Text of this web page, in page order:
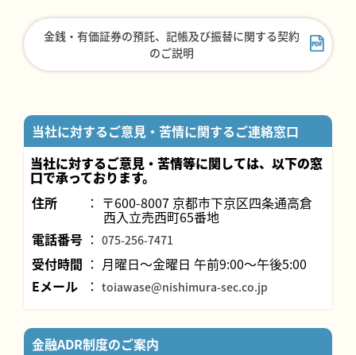
金銭・有価証券の預託、記帳及び振替に関する契約
のご説明
当社に対するご意見・苦情に関するご連絡窓口
当社に対するご意見・苦情等に関しては、以下の窓
口で承っております。
住所
〒600-8007 京都市下京区四条通高倉
西入立売西町65番地
電話番号
075-256-7471
受付時間
月曜日～金曜日 午前9:00～午後5:00
Eメール
toiawase@nishimura-sec.co.jp
金融ADR制度のご案内